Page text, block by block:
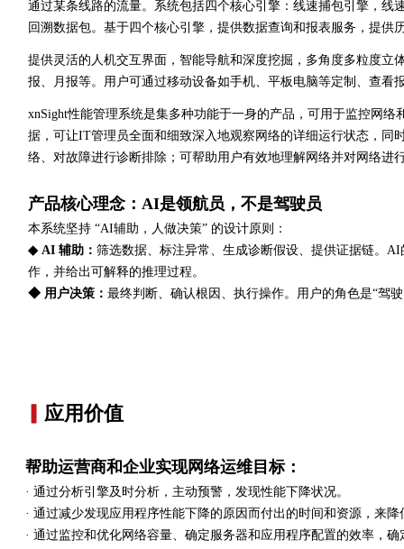
通过某条线路的流量。系统包括四个核心引擎：线速捕包引擎，
回溯数据包。基于四个核心引擎，提供数据查询和报表服务，提供
提供灵活的人机交互界面，智能导航和深度挖掘，多角度多粒度立
报、月报等。用户可通过移动设备如手机、平板电脑等定制、查看
xnSight性能管理系统是集多种功能于一身的产品，可用于监控网
据，可让IT管理员全面和细致深入地观察网络的详细运行状态，
络、对故障进行诊断排除；可帮助用户有效地理解网络并对网络
产品核心理念：AI是领航员，不是驾驶员
本系统坚持 “AI辅助，人做决策” 的设计原则：
◆ AI 辅助： 筛选数据、标注异常、生成诊断假设、提供证据链。
作，并给出可解释的推理过程。
◆ 用户决策： 最终判断、确认根因、执行操作。用户的角色是“驾
应用价值
帮助运营商和企业实现网络运维目标：
· 通过分析引擎及时分析，主动预警，发现性能下降状况。
· 通过减少发现应用程序性能下降的原因而付出的时间和资源，来
· 通过监控和优化网络容量、确定服务器和应用程序配置的效率，